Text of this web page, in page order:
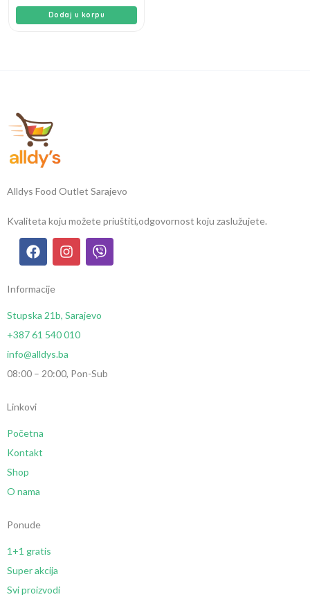
Dodaj u korpu
Alldys Food Outlet Sarajevo
Kvaliteta koju možete priuštiti,odgovornost koju zaslužujete.
Informacije
Stupska 21b, Sarajevo
+387 61 540 010
info@alldys.ba
08:00 – 20:00, Pon-Sub
Linkovi
Početna
Kontakt
Shop
O nama
Ponude
1+1 gratis
Super akcija
Svi proizvodi